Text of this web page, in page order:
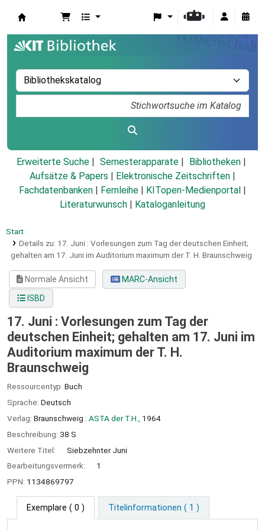
Erweiterte Suche Semesterapparate
Bibliotheken
Aufsätze & Papers
Elektronische Zeitschriften
Fachdatenbanken
Fernleihe KITopen-Medienportal
Literaturwunsch
Kataloganleitung
Start
Details zu: 17. Juni : Vorlesungen zum Tag der deutschen Einheit;
gehalten am 17. Juni im Auditorium maximum der T. H. Braunschweig
Normale Ansicht
MARC-Ansicht
ISBD
17. Juni : Vorlesungen zum Tag der
deutschen Einheit; gehalten am 17. Juni im
Auditorium maximum der T. H.
Braunschweig
Ressourcentyp: Buch
Sprache: Deutsch
Verlag: Braunschweig : ASTA der T.H.,
1964
Beschreibung: 38 S
Weitere Titel:
Siebzehnter Juni
Bearbeitungsvermerk:
1
PPN: 1134869797
Exemplare ( 0 ) Titelinformationen ( 1 )